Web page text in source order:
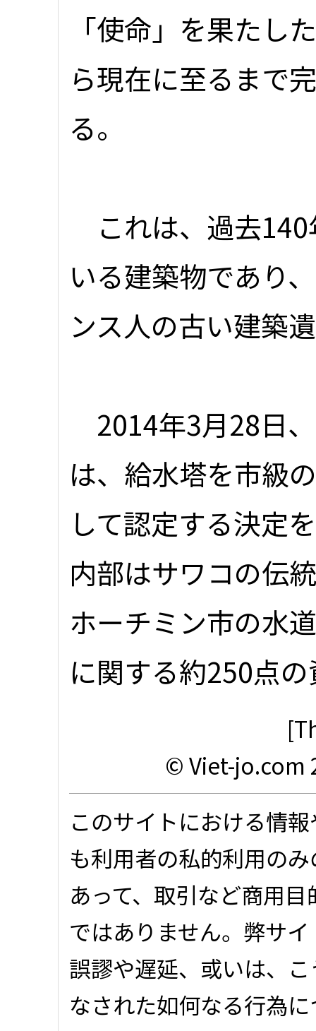
「使命」を果たし
ら現在に至るまで
る。
これは、過去140
いる建築物であり
ンス人の古い建築
2014年3月28日
は、給水塔を市級
して認定する決定
内部はサワコの伝
ホーチミン市の水
に関する約250点
© Viet-jo.com
このサイトにおける情
も利用者の私的利用の
あって、取引など商用
ではありません。弊サ
誤謬や遅延、或いは、
なされた如何なる行為